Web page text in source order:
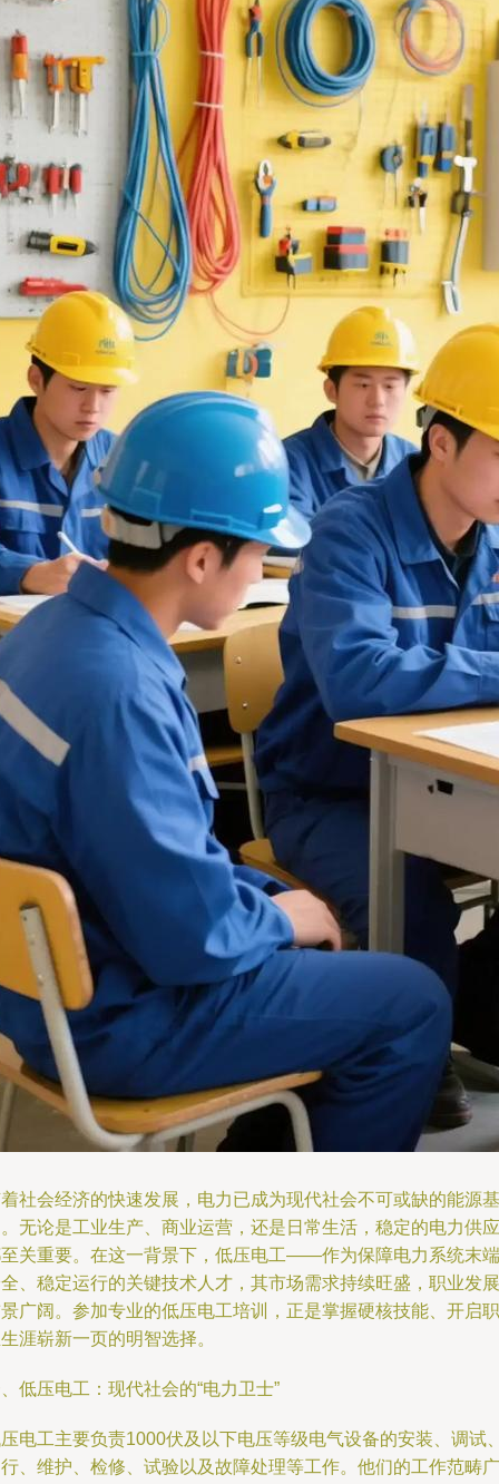
社会经济的快速发展，电力已成为现代社会不可或缺的能源基
无论是工业生产、商业运营，还是日常生活，稳定的电力供应
关重要。在这一背景下，低压电工——作为保障电力系统末端
、稳定运行的关键技术人才，其市场需求持续旺盛，职业发展
广阔。参加专业的低压电工培训，正是掌握硬核技能、开启职
涯崭新一页的明智选择。
低压电工：现代社会的“电力卫士”
电工主要负责1000伏及以下电压等级电气设备的安装、调试
、维护、检修、试验以及故障处理等工作。他们的工作范畴广